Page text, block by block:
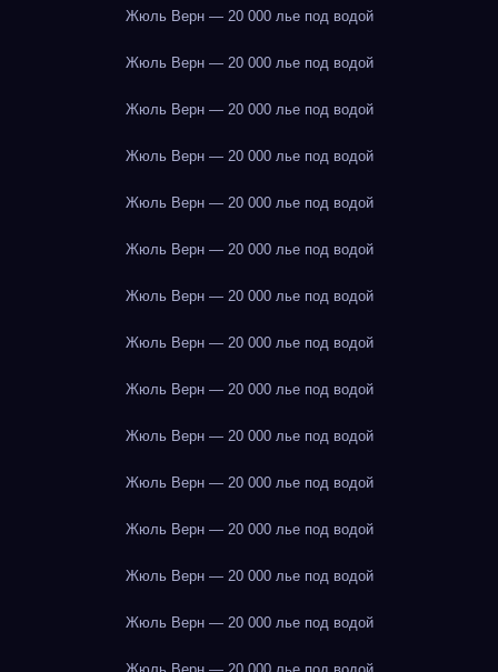
Жюль Верн — 20 000 лье под водой
Жюль Верн — 20 000 лье под водой
Жюль Верн — 20 000 лье под водой
Жюль Верн — 20 000 лье под водой
Жюль Верн — 20 000 лье под водой
Жюль Верн — 20 000 лье под водой
Жюль Верн — 20 000 лье под водой
Жюль Верн — 20 000 лье под водой
Жюль Верн — 20 000 лье под водой
Жюль Верн — 20 000 лье под водой
Жюль Верн — 20 000 лье под водой
Жюль Верн — 20 000 лье под водой
Жюль Верн — 20 000 лье под водой
Жюль Верн — 20 000 лье под водой